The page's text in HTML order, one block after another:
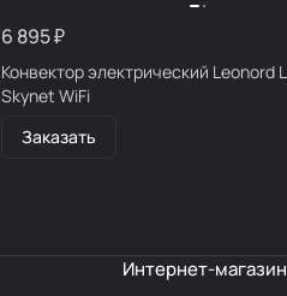
6 895 ₽
Конвектор электрический Leonord LE-24-2000
Skynet WiFi
Заказать
Интернет-магазин